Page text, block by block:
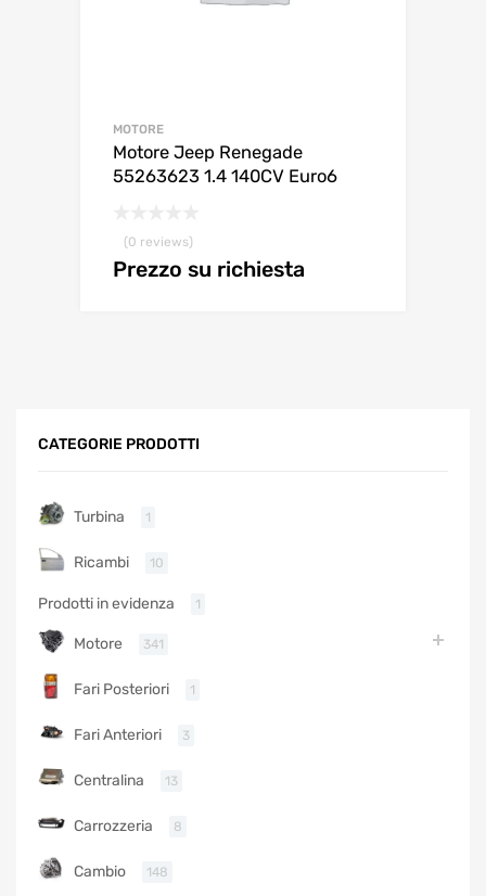
MOTORE
Motore Jeep Renegade
55263623 1.4 140CV Euro6
(0 reviews)
Prezzo su richiesta
CATEGORIE PRODOTTI
Turbina 1
Ricambi 10
Prodotti in evidenza 1
Motore 341
Fari Posteriori 1
Fari Anteriori 3
Centralina 13
Carrozzeria 8
Cambio 148